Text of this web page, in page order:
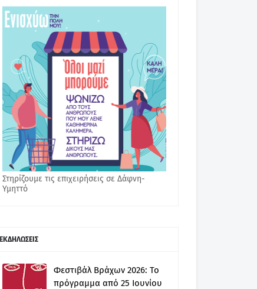
Στηρίζουμε τις επιχειρήσεις σε Δάφνη-
Υμηττό
ΕΚΔΗΛΩΣΕΙΣ
Φεστιβάλ Βράχων 2026: Το
πρόγραμμα από 25 Ιουνίου